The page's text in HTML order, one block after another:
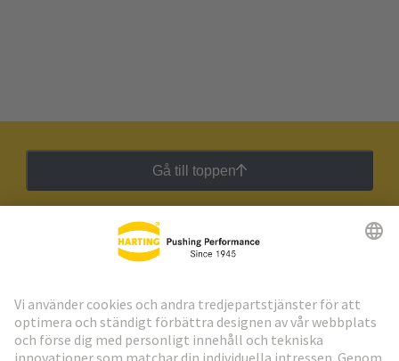
Gå till toppen
HARTING:s nyhetsbrev
Gå till registrering